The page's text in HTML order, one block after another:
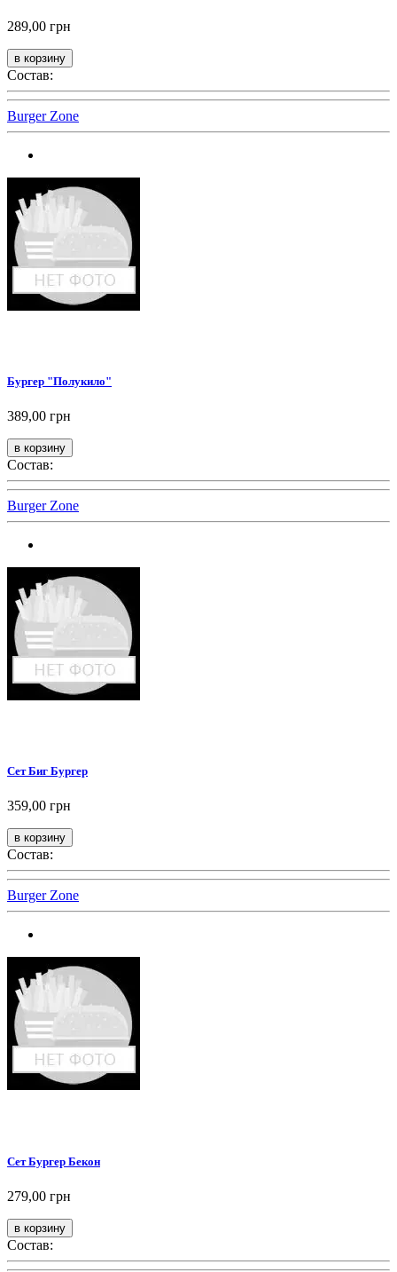
289,00 грн
Состав:
Burger Zone
Бургер "Полукило"
389,00 грн
Состав:
Burger Zone
Сет Биг Бургер
359,00 грн
Состав:
Burger Zone
Сет Бургер Бекон
279,00 грн
Состав: